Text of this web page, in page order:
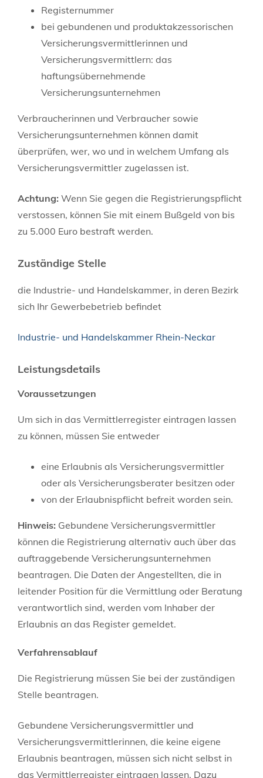
Registernummer
bei gebundenen und produktakzessorischen
Versicherungsvermittlerinnen und
Versicherungsvermittlern: das
haftungsübernehmende
Versicherungsunternehmen
Verbraucherinnen und Verbraucher sowie
Versicherungsunternehmen können damit
überprüfen, wer, wo und in welchem Umfang als
Versicherungsvermittler zugelassen ist.
Achtung: Wenn Sie gegen die Registrierungspflicht
verstossen, können Sie mit einem Bußgeld von bis
zu 5.000 Euro bestraft werden.
Zuständige Stelle
die Industrie- und Handelskammer, in deren Bezirk
sich Ihr Gewerbebetrieb befindet
Industrie- und Handelskammer Rhein-Neckar
Leistungsdetails
Voraussetzungen
Um sich in das Vermittlerregister eintragen lassen
zu können, müssen Sie entweder
eine Erlaubnis als Versicherungsvermittler
oder als Versicherungsberater besitzen oder
von der Erlaubnispflicht befreit worden sein.
Hinweis: Gebundene Versicherungsvermittler
können die Registrierung alternativ auch über das
auftraggebende Versicherungsunternehmen
beantragen. Die Daten der Angestellten, die in
leitender Position für die Vermittlung oder Beratung
verantwortlich sind, werden vom Inhaber der
Erlaubnis an das Register gemeldet.
Verfahrensablauf
Die Registrierung müssen Sie bei der zuständigen
Stelle beantragen.
Gebundene Versicherungsvermittler und
Versicherungsvermittlerinnen, die keine eigene
Erlaubnis beantragen, müssen sich nicht selbst in
das Vermittlerregister eintragen lassen. Dazu